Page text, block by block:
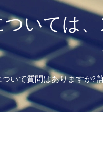
いては
いて質問はありますか?